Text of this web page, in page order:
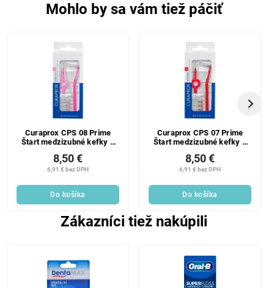
Mohlo by sa vám tiež páčiť
Curaprox CPS 08 Prime
Štart medzizubné kefky 5
6,91 € bez DPH
8,50 €
Do košíka
Curaprox CPS 07 Prime
Štart medzizubné kefky 5
6,91 € bez DPH
8,50 €
Do košíka
Zákazníci tiež nakúpili